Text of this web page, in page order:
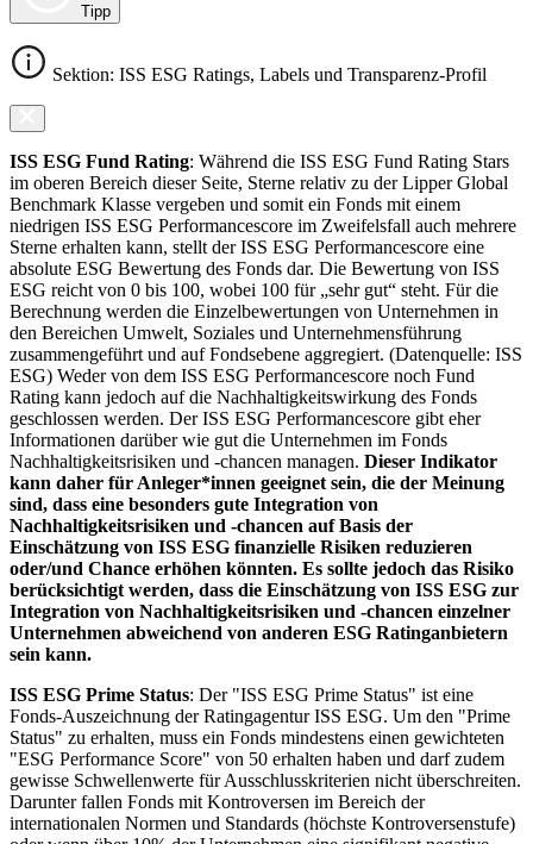
Tipp
Sektion: ISS ESG Ratings, Labels und Transparenz-Profil
ISS ESG Fund Rating: Während die ISS ESG Fund Rating Stars
im oberen Bereich dieser Seite, Sterne relativ zu der Lipper Global
Benchmark Klasse vergeben und somit ein Fonds mit einem
niedrigen ISS ESG Performancescore im Zweifelsfall auch mehrere
Sterne erhalten kann, stellt der ISS ESG Performancescore eine
absolute ESG Bewertung des Fonds dar. Die Bewertung von ISS
ESG reicht von 0 bis 100, wobei 100 für „sehr gut“ steht. Für die
Berechnung werden die Einzelbewertungen von Unternehmen in
den Bereichen Umwelt, Soziales und Unternehmensführung
zusammengeführt und auf Fondsebene aggregiert. (Datenquelle: ISS
ESG) Weder von dem ISS ESG Performancescore noch Fund
Rating kann jedoch auf die Nachhaltigkeitswirkung des Fonds
geschlossen werden. Der ISS ESG Performancescore gibt eher
Informationen darüber wie gut die Unternehmen im Fonds
Nachhaltigkeitsrisiken und -chancen managen. Dieser Indikator
kann daher für Anleger*innen geeignet sein, die der Meinung
sind, dass eine besonders gute Integration von
Nachhaltigkeitsrisiken und -chancen auf Basis der
Einschätzung von ISS ESG finanzielle Risiken reduzieren
oder/und Chance erhöhen könnten. Es sollte jedoch das Risiko
berücksichtigt werden, dass die Einschätzung von ISS ESG zur
Integration von Nachhaltigkeitsrisiken und -chancen einzelner
Unternehmen abweichend von anderen ESG Ratinganbietern
sein kann.
ISS ESG Prime Status: Der "ISS ESG Prime Status" ist eine
Fonds-Auszeichnung der Ratingagentur ISS ESG. Um den "Prime
Status" zu erhalten, muss ein Fonds mindestens einen gewichteten
"ESG Performance Score" von 50 erhalten haben und darf zudem
gewisse Schwellenwerte für Ausschlusskriterien nicht überschreiten.
Darunter fallen Fonds mit Kontroversen im Bereich der
internationalen Normen und Standards (höchste Kontroversenstufe)